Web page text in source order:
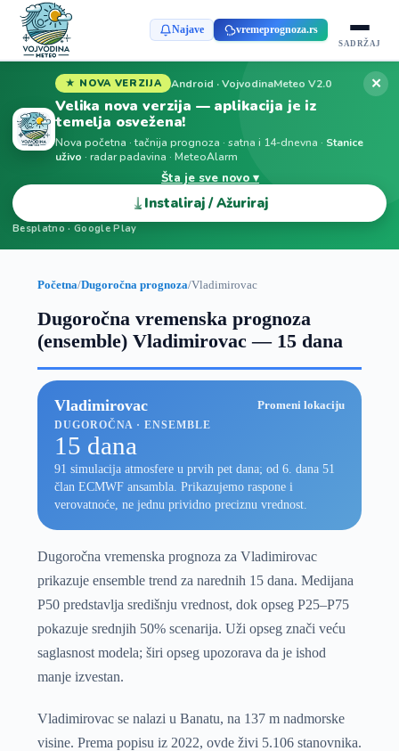
Najave vremeprognoza.rs
SADRŽAJ
★ NOVA VERZIJA Android · VojvodinaMeteo V2.0
Velika nova verzija — aplikacija je iz
temelja osvežena!
Nova početna · tačnija prognoza · satna i 14-dnevna · Stanice
uživo · radar padavina · MeteoAlarm
Šta je sve novo ▾
⤓ Instaliraj / Ažuriraj
Besplatno · Google Play
✕
Početna/Dugoročna prognoza/Vladimirovac
Dugoročna vremenska prognoza
(ensemble) Vladimirovac — 15 dana
Vladimirovac Promeni lokaciju
DUGOROČNA · ENSEMBLE
15 dana
91 simulacija atmosfere u prvih pet dana; od 6. dana 51
član ECMWF ansambla. Prikazujemo raspone i
verovatnoće, ne jednu prividno preciznu vrednost.
Dugoročna vremenska prognoza za Vladimirovac
prikazuje ensemble trend za narednih 15 dana. Medijana
P50 predstavlja središnju vrednost, dok opseg P25–P75
pokazuje srednjih 50% scenarija. Uži opseg znači veću
saglasnost modela; širi opseg upozorava da je ishod
manje izvestan.
Vladimirovac se nalazi u Banatu, na 137 m nadmorske
visine. Prema popisu iz 2022, ovde živi 5.106 stanovnika.